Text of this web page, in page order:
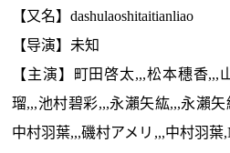
【又名】dashulaoshitaitianliao
【导演】未知
【主演】町田啓太,,,松本穗香,,,
瑠,,,池村碧彩,,,永瀨矢紘,,,永瀨矢
中村羽葉,,,磯村アメリ,,,中村羽葉